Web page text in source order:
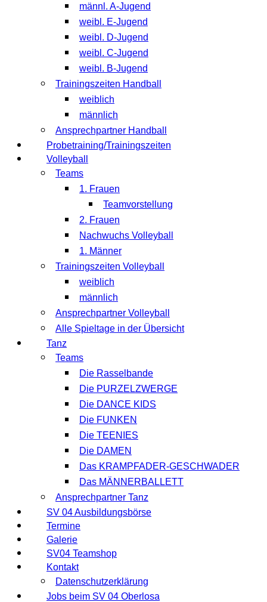
männl. A-Jugend
weibl. E-Jugend
weibl. D-Jugend
weibl. C-Jugend
weibl. B-Jugend
Trainingszeiten Handball
weiblich
männlich
Ansprechpartner Handball
Probetraining/Trainingszeiten
Volleyball
Teams
1. Frauen
Teamvorstellung
2. Frauen
Nachwuchs Volleyball
1. Männer
Trainingszeiten Volleyball
weiblich
männlich
Ansprechpartner Volleyball
Alle Spieltage in der Übersicht
Tanz
Teams
Die Rasselbande
Die PURZELZWERGE
Die DANCE KIDS
Die FUNKEN
Die TEENIES
Die DAMEN
Das KRAMPFADER-GESCHWADER
Das MÄNNERBALLETT
Ansprechpartner Tanz
SV 04 Ausbildungsbörse
Termine
Galerie
SV04 Teamshop
Kontakt
Datenschutzerklärung
Jobs beim SV 04 Oberlosa